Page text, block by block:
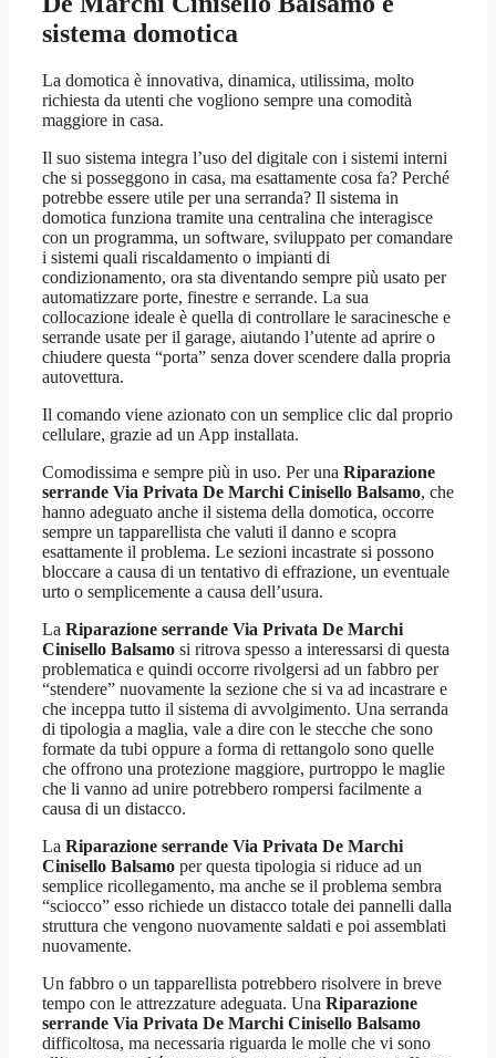
sistema domotica
La domotica è innovativa, dinamica, utilissima, molto
richiesta da utenti che vogliono sempre una comodità
maggiore in casa.
Il suo sistema integra l’uso del digitale con i sistemi interni
che si posseggono in casa, ma esattamente cosa fa? Perché
potrebbe essere utile per una serranda? Il sistema in
domotica funziona tramite una centralina che interagisce
con un programma, un software, sviluppato per comandare
i sistemi quali riscaldamento o impianti di
condizionamento, ora sta diventando sempre più usato per
automatizzare porte, finestre e serrande. La sua
collocazione ideale è quella di controllare le saracinesche e
serrande usate per il garage, aiutando l’utente ad aprire o
chiudere questa “porta” senza dover scendere dalla propria
autovettura.
Il comando viene azionato con un semplice clic dal proprio
cellulare, grazie ad un App installata.
Comodissima e sempre più in uso. Per una Riparazione
serrande Via Privata De Marchi Cinisello Balsamo, che
hanno adeguato anche il sistema della domotica, occorre
sempre un tapparellista che valuti il danno e scopra
esattamente il problema. Le sezioni incastrate si possono
bloccare a causa di un tentativo di effrazione, un eventuale
urto o semplicemente a causa dell’usura.
La Riparazione serrande Via Privata De Marchi
Cinisello Balsamo si ritrova spesso a interessarsi di questa
problematica e quindi occorre rivolgersi ad un fabbro per
“stendere” nuovamente la sezione che si va ad incastrare e
che inceppa tutto il sistema di avvolgimento. Una serranda
di tipologia a maglia, vale a dire con le stecche che sono
formate da tubi oppure a forma di rettangolo sono quelle
che offrono una protezione maggiore, purtroppo le maglie
che li vanno ad unire potrebbero rompersi facilmente a
causa di un distacco.
La Riparazione serrande Via Privata De Marchi
Cinisello Balsamo per questa tipologia si riduce ad un
semplice ricollegamento, ma anche se il problema sembra
“sciocco” esso richiede un distacco totale dei pannelli dalla
struttura che vengono nuovamente saldati e poi assemblati
nuovamente.
Un fabbro o un tapparellista potrebbero risolvere in breve
tempo con le attrezzature adeguata. Una Riparazione
serrande Via Privata De Marchi Cinisello Balsamo
difficoltosa, ma necessaria riguarda le molle che vi sono